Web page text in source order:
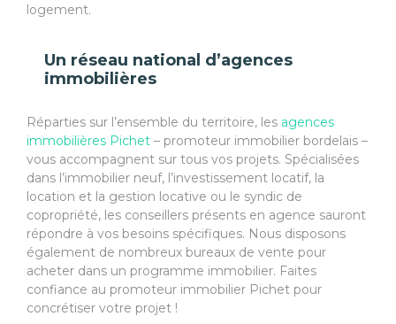
logement.
Un réseau national d’agences
immobilières
Réparties sur l’ensemble du territoire, les agences
immobilières Pichet – promoteur immobilier bordelais –
vous accompagnent sur tous vos projets. Spécialisées
dans l’immobilier neuf, l’investissement locatif, la
location et la gestion locative ou le syndic de
copropriété, les conseillers présents en agence sauront
répondre à vos besoins spécifiques. Nous disposons
également de nombreux bureaux de vente pour
acheter dans un programme immobilier. Faites
confiance au promoteur immobilier Pichet pour
concrétiser votre projet !